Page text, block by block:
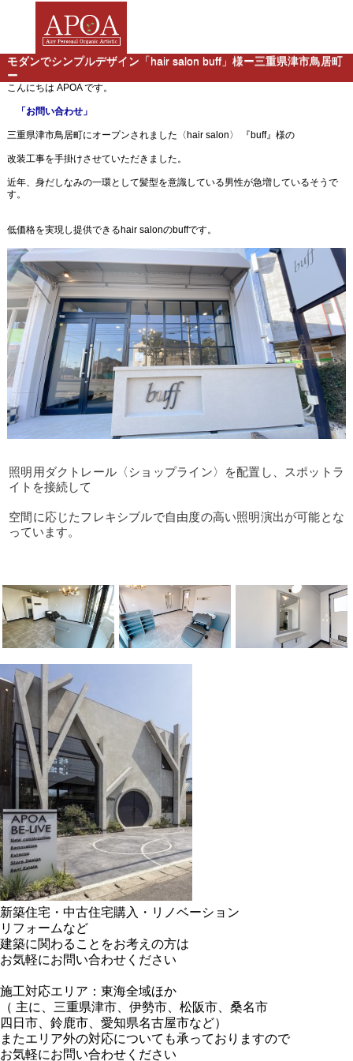
モダンでシンプルデザイン「hair salon buff」様ー三重県津市鳥居町
ー
こんにちは APOA です。
「お問い合わせ」
三重県津市鳥居町にオープンされました〈hair salon〉 『buff』様の
改装工事を手掛けさせていただきました。
近年、身だしなみの一環として髪型を意識している男性が急増しているそうで
す。
低価格を実現し提供できるhair salonのbuffです。
照明用ダクトレール〈ショップライン〉を配置し、スポットラ
イトを接続して
空間に応じたフレキシブルで自由度の高い照明演出が可能とな
っています。
新築住宅・中古住宅購入・リノベーション
リフォームなど
建築に関わることをお考えの方は
お気軽にお問い合わせください
施工対応エリア：東海全域ほか
（ 主に、三重県津市、伊勢市、松阪市、桑名市
四日市、鈴鹿市、愛知県名古屋市など）
またエリア外の対応についても承っておりますので
お気軽にお問い合わせください